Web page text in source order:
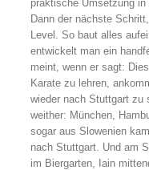
praktische Umsetzung
Dann der nächste
Level. So baut alles
entwickelt man ein
meint, wenn er sagt:
Karate zu lehren,
wieder nach Stuttgart zu
weither: München,
sogar aus Slowenien
nach Stuttgart. Und am
im Biergarten, Iain